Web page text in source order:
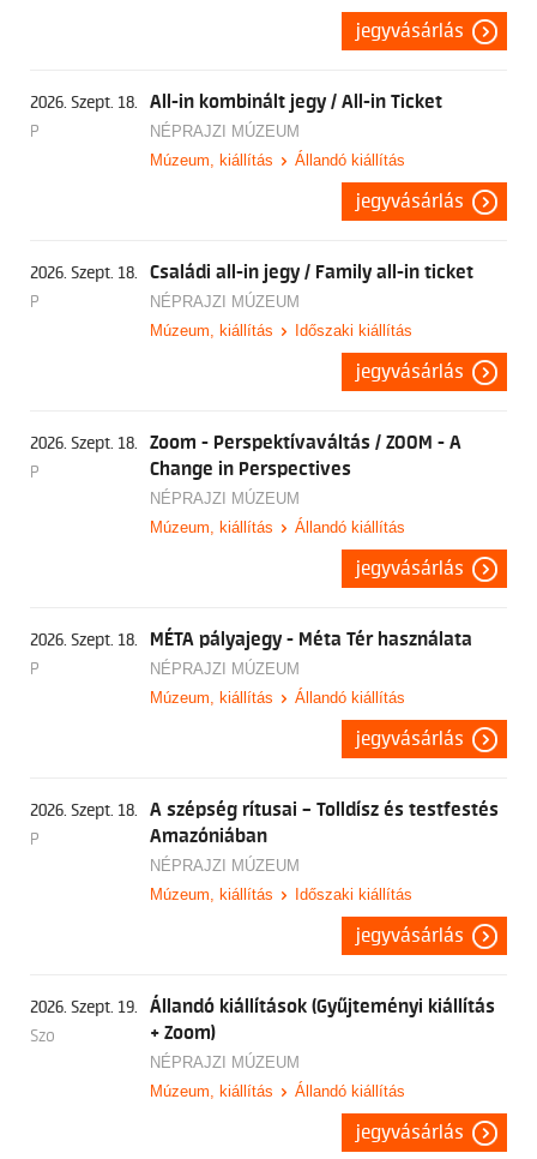
jegyvásárlás
2026. Szept. 18.
P
All-in kombinált jegy / All-in Ticket
NÉPRAJZI MÚZEUM
Múzeum, kiállítás
Állandó kiállítás
jegyvásárlás
2026. Szept. 18.
P
Családi all-in jegy / Family all-in ticket
NÉPRAJZI MÚZEUM
Múzeum, kiállítás
Időszaki kiállítás
jegyvásárlás
2026. Szept. 18.
P
Zoom - Perspektívaváltás / ZOOM - A
Change in Perspectives
NÉPRAJZI MÚZEUM
Múzeum, kiállítás
Állandó kiállítás
jegyvásárlás
2026. Szept. 18.
P
MÉTA pályajegy - Méta Tér használata
NÉPRAJZI MÚZEUM
Múzeum, kiállítás
Állandó kiállítás
jegyvásárlás
2026. Szept. 18.
P
A szépség rítusai – Tolldísz és testfestés
Amazóniában
NÉPRAJZI MÚZEUM
Múzeum, kiállítás
Időszaki kiállítás
jegyvásárlás
2026. Szept. 19.
Szo
Állandó kiállítások (Gyűjteményi kiállítás
+ Zoom)
NÉPRAJZI MÚZEUM
Múzeum, kiállítás
Állandó kiállítás
jegyvásárlás